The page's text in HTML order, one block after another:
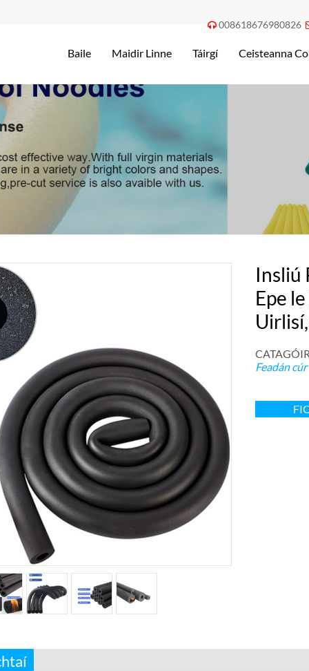
 008618676980826
Baile Maidir Linne Táirgí Ceisteanna
Insliú
Epe
Feadán cúr